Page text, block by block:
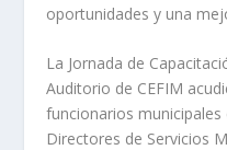
oportunidades y una
La Jornada de
Auditorio de CEFIM
funcionarios
Directores de Servicios